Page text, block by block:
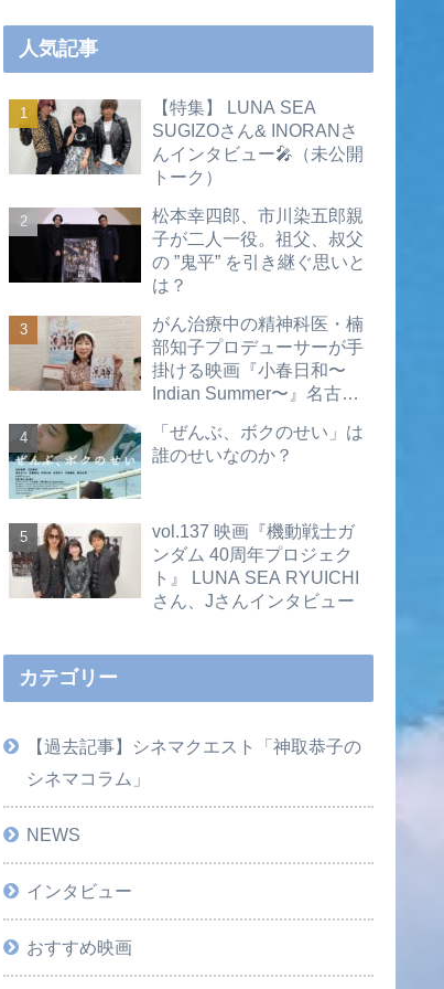
人気記事
【特集】 LUNA SEA
SUGIZOさん& INORANさ
んインタビュー🎤（未公開
トーク）
松本幸四郎、市川染五郎親
子が二人一役。祖父、叔父
の ”鬼平” を引き継ぐ思いと
は？
がん治療中の精神科医・楠
部知子プロデューサーが手
掛ける映画『小春日和〜
Indian Summer〜』名古屋
画あり）
「ぜんぶ、ボクのせい」は
誰のせいなのか？
vol.137 映画『機動戦士ガ
ンダム 40周年プロジェク
ト』 LUNA SEA RYUICHI
さん、Jさんインタビュー
カテゴリー
【過去記事】シネマクエスト「神取恭子の
シネマコラム」
NEWS
インタビュー
おすすめ映画